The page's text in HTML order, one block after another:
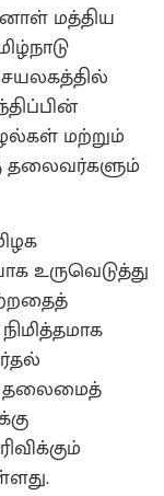
மத்திய
மற்றும்
தலைவர்களும்
உருவெடுத்து
தலைமைத்